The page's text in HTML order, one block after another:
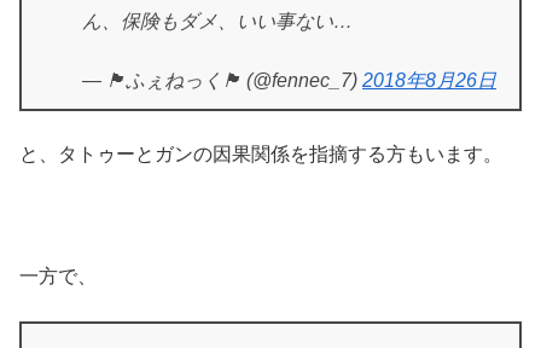
ん、保険もダメ、いい事ない…
— 🏴󠁧󠁢󠁥󠁮󠁧󠁿ふぇねっく🏴󠁧󠁢󠁥󠁮󠁧󠁿 (@fennec_7) 2018年8月26日
と、タトゥーとガンの因果関係を指摘する方もいます。
一方で、